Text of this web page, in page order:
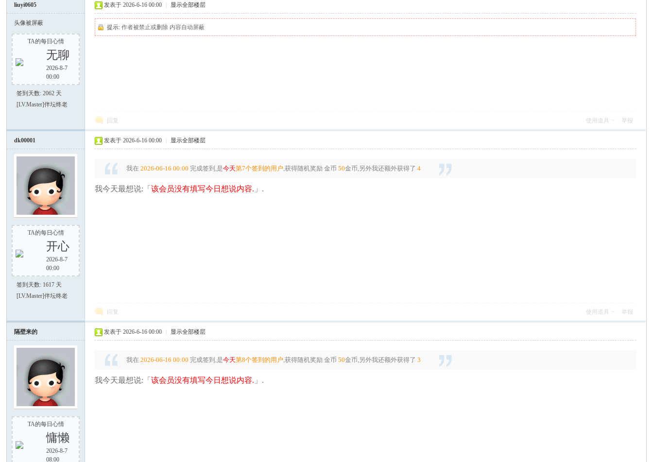
之
liuyi0605
头像被屏蔽
TA的每日心情
无聊
2026-8-7
00:00
签到天数: 2062 天
[LV.Master]伴坛终老
发表于 2026-6-16 00:00 显示全部楼层
提示:作者被禁止或删除 内容自动屏蔽
回复 使用道具 举报
dk00001
TA的每日心情
开心
2026-8-7
00:00
签到天数: 1617 天
[LV.Master]伴坛终老
发表于 2026-6-16 00:00 显示全部楼层
我在 2026-06-16 00:00 完成签到,是今天第7个签到的用户,获得随机奖励金币50金币,另外我还额外获得了 4
我今天最想说:「该会员没有填写今日想说内容. 」.
回复 使用道具 举报
隔壁来的
TA的每日心情
慵懒
2026-8-7
08:00
发表于 2026-6-16 00:00 显示全部楼层
我在 2026-06-16 00:00 完成签到,是今天第8个签到的用户,获得随机奖励金币50金币,另外我还额外获得了 3
我今天最想说:「该会员没有填写今日想说内容. 」.